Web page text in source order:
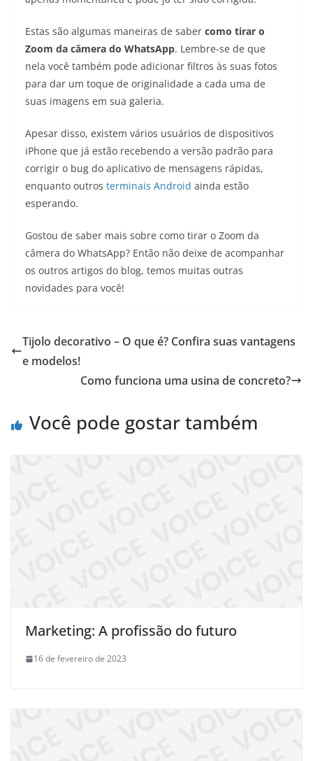
Estas são algumas maneiras de saber como tirar o
Zoom da câmera do WhatsApp. Lembre-se de que
nela você também pode adicionar filtros às suas fotos
para dar um toque de originalidade a cada uma de
suas imagens em sua galeria.
Apesar disso, existem vários usuários de dispositivos
iPhone que já estão recebendo a versão padrão para
corrigir o bug do aplicativo de mensagens rápidas,
enquanto outros terminais Android ainda estão
esperando.
Gostou de saber mais sobre como tirar o Zoom da
câmera do WhatsApp? Então não deixe de acompanhar
os outros artigos do blog, temos muitas outras
novidades para você!
Tijolo decorativo – O que é? Confira suas vantagens
e modelos!
Como funciona uma usina de concreto?
Você pode gostar também
Marketing: A profissão do futuro
16 de fevereiro de 2023